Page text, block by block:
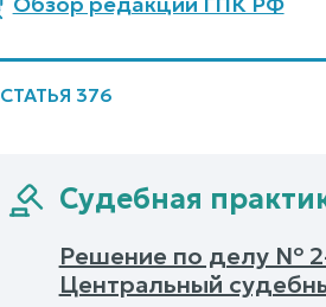
СТАТЬЯ 376
Судебная
Решение по делу №
Центральный